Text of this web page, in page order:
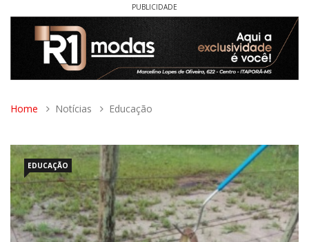
PUBLICIDADE
Home Notícias Educação
EDUCAÇÃO